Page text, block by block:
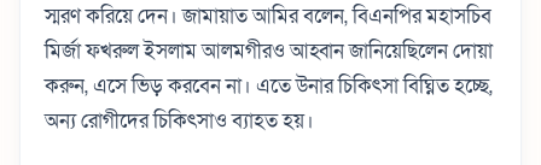
স্মরণ করিয়ে দেন। জামায়াত আমির বলেন, বিএনপির মহাসচিব
মির্জা ফখরুল ইসলাম আলমগীরও আহ্বান জানিয়েছিলেন দোয়া
করুন, এসে ভিড় করবেন না। এতে উনার চিকিৎসা বিঘ্নিত হচ্ছে,
অন্য রোগীদের চিকিৎসাও ব্যাহত হয়।